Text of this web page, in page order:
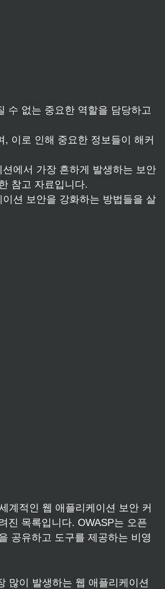
수 없는 중요한 역할을 담당하고
이로 인해 중요한 정보들이 해커
에서 가장 흔하게 발생하는 보안
참고 자료입니다.
션 보안을 강화하는 방법들을 살
계적인 웹 애플리케이션 보안 커
진 목록입니다. OWASP는 오픈
공유하고 도구를 제공하는 비영
많이 발생하는 웹 애플리케이션